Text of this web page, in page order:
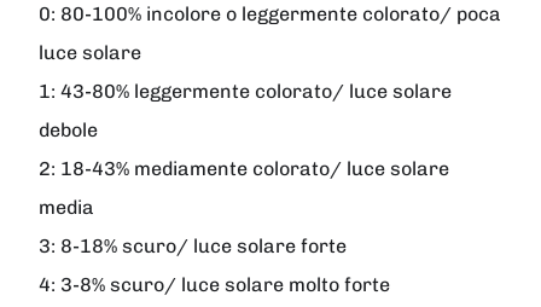
0: 80-100% incolore o leggermente colorato/ poca
luce solare
1: 43-80% leggermente colorato/ luce solare
debole
2: 18-43% mediamente colorato/ luce solare
media
3: 8-18% scuro/ luce solare forte
4: 3-8% scuro/ luce solare molto forte